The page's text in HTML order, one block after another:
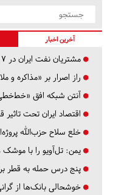
آخرین اخبار
مشتریان نفت ایران در ۷ سال گذشته +فیلم
راز اصرار بر «مذاکره
آنتن شبکه افق
اقتصاد ایران تحت تاثیر
خلع سلاح حزب‌الله
یمن: تل‌آویو را با
پنج درس‌ حمله به قطر
خوشحالی بانک‌ها از